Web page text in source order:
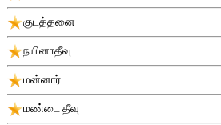
குடத்தனை
நயினாதீவு
மன்னார்
மண்டை தீவு